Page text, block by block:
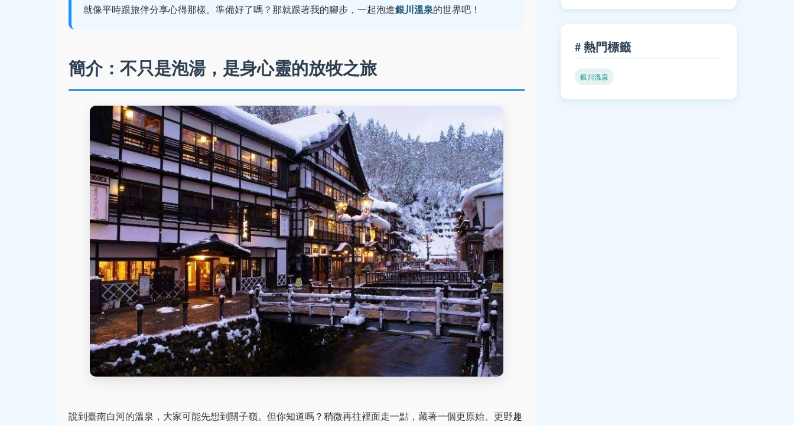
就像平時跟旅伴分享心得那樣。準備好了嗎？那就跟著我的腳步，一起泡進銀川溫泉的世界吧！
簡介：不只是泡湯，是身心靈的放牧之旅
說到臺南白河的溫泉，大家可能先想到關子嶺。但你知道嗎？稍微再往裡面走一點，藏著一個更原始、更野趣
# 熱門標籤
銀川溫泉